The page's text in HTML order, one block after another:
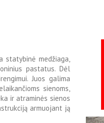
statybinė medžiaga,
pastatus. Dėl
Juos galima
sienoms,
ir atraminės sienos
armuojant ją